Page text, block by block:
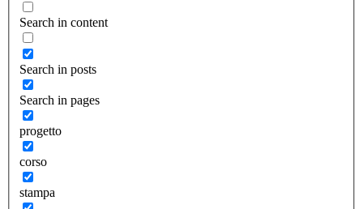
Search in content
Search in posts
Search in pages
progetto
corso
stampa